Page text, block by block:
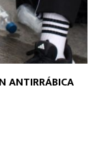
ANTIRRÁBICA